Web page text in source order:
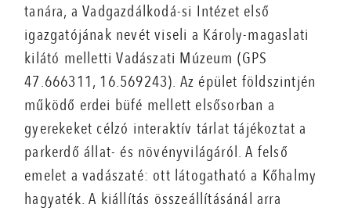
tanára, a Vadgazdálkodá-si Intézet első
igazgatójának nevét viseli a Károly-magaslati
kilátó melletti Vadászati Múzeum (GPS
47.666311, 16.569243). Az épület földszintjén
működő erdei büfé mellett elsősorban a
gyerekeket célzó interaktív tárlat tájékoztat a
parkerdő állat- és növényvilágáról. A felső
emelet a vadászaté: ott látogatható a Kőhalmy
hagyaték. A kiállítás összeállításánál arra